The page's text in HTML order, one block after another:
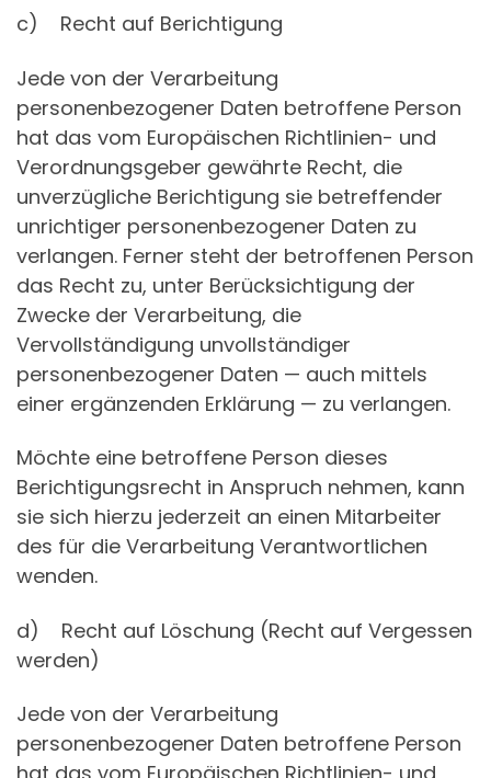
c) Recht auf Berichtigung
Jede von der Verarbeitung
personenbezogener Daten betroffene Person
hat das vom Europäischen Richtlinien- und
Verordnungsgeber gewährte Recht, die
unverzügliche Berichtigung sie betreffender
unrichtiger personenbezogener Daten zu
verlangen. Ferner steht der betroffenen Person
das Recht zu, unter Berücksichtigung der
Zwecke der Verarbeitung, die
Vervollständigung unvollständiger
personenbezogener Daten — auch mittels
einer ergänzenden Erklärung — zu verlangen.
Möchte eine betroffene Person dieses
Berichtigungsrecht in Anspruch nehmen, kann
sie sich hierzu jederzeit an einen Mitarbeiter
des für die Verarbeitung Verantwortlichen
wenden.
d) Recht auf Löschung (Recht auf Vergessen
werden)
Jede von der Verarbeitung
personenbezogener Daten betroffene Person